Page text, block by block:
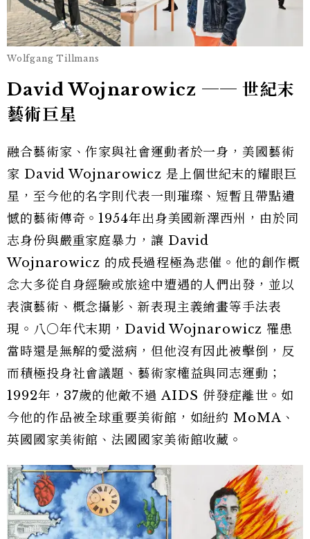
Wolfgang Tillmans
David Wojnarowicz ── 世紀末
藝術巨星
融合藝術家、作家與社會運動者於一身，美國藝術
家 David Wojnarowicz 是上個世紀末的耀眼巨
星，至今他的名字則代表一則璀璨、短暫且帶點遺
憾的藝術傳奇。1954年出身美國新澤西州，由於同
志身份與嚴重家庭暴力，讓 David
Wojnarowicz 的成長過程極為悲催。他的創作概
念大多從自身經驗或旅途中遭遇的人們出發，並以
表演藝術、概念攝影、新表現主義繪畫等手法表
現。八〇年代末期，David Wojnarowicz 罹患
當時還是無解的愛滋病，但他沒有因此被擊倒，反
而積極投身社會議題、藝術家權益與同志運動；
1992年，37歲的他敵不過 AIDS 併發症離世。如
今他的作品被全球重要美術館，如紐約 MoMA、
英國國家美術館、法國國家美術館收藏。